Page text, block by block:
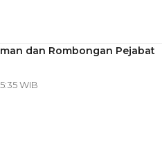
dan Rombongan Pejabat
WIB